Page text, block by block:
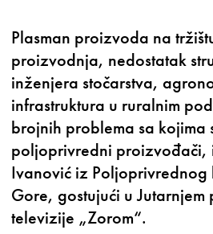
Plasman proizvoda na
proizvodnja, nedostatak
inženjera stočarstva,
infrastruktura u ruralnim
brojnih problema sa kojima
poljoprivredni proizvođači,
Ivanović iz Poljoprivrednog
Gore, gostujući u
televizije „Zorom“.